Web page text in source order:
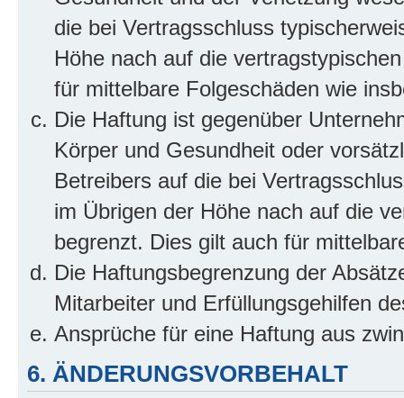
die bei Vertragsschluss
Höhe nach auf die
für mittelbare Folgeschäden wie
Die Haftung ist gegenüber
Körper und Gesundheit oder
Betreibers auf die bei
im Übrigen der Höhe nach auf die
begrenzt. Dies gilt auch für
Die Haftungsbegrenzung der
Mitarbeiter und Erfüllungsgehilfen
Ansprüche für eine Haftung aus
6. ÄNDERUNGSVORBEHALT